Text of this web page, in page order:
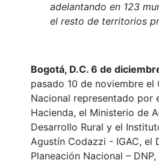
adelantando en 123
el resto de territorios
Bogotá, D.C. 6 de
pasado 10 de noviembre el
Nacional representado por
Hacienda, el Ministerio de
Desarrollo Rural y el
Agustín Codazzi - IGAC, el
Planeación Nacional –